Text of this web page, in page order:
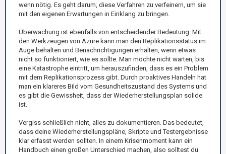
wenn nötig. Es geht darum, diese Verfahren zu verfeinern, um sie
mit den eigenen Erwartungen in Einklang zu bringen.
Überwachung ist ebenfalls von entscheidender Bedeutung. Mit
den Werkzeugen von Azure kann man den Replikationsstatus im
Auge behalten und Benachrichtigungen erhalten, wenn etwas
nicht so funktioniert, wie es sollte. Man möchte nicht warten, bis
eine Katastrophe eintritt, um herauszufinden, dass es ein Problem
mit dem Replikationsprozess gibt. Durch proaktives Handeln hat
man ein klareres Bild vom Gesundheitszustand des Systems und
es gibt die Gewissheit, dass der Wiederherstellungsplan solide
ist.
Vergiss schließlich nicht, alles zu dokumentieren. Das bedeutet,
dass deine Wiederherstellungspläne, Skripte und Testergebnisse
klar erfasst werden sollten. In einem Krisenmoment kann ein
Handbuch einen großen Unterschied machen, also solltest du